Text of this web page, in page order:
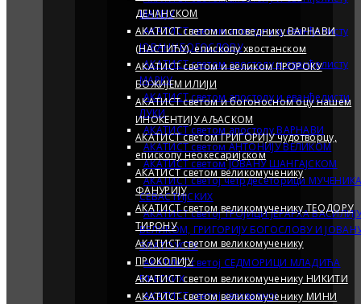
МАТЕЈУ
АКАТИСТ светом апостолу и еванђелисту
ЈОВАНУ БОГОСЛОВУ
АКАТИСТ светом апостолу и еванђелисту
MАРКУ
АКАТИСТ светом апостолу и еванђелисти
ЛУКИ
АКАТИСТ светом апостолу ВАРНАВИ
АКАТИСТ светом АНТОНИЈУ ВЕЛИКОМ
АКАТИСТ светом JОВАНУ ШАНГАЈСКОМ
АКАТИСТ светој четрдесеторици
СЕВАСТИЈСКИХ
АКАТИСТ светој ТРОЈИЦИ ЈЕРАРХА
ВЕЛИКОМ, ГРИГОРИЈУ БОГОСЛОВУ И
ЗЛАТОУСТУ
АКАТИСТ светој СЕДМОРИЦИ МЛАДИЋА
ЕФЕСКИХ
АКАТИСТ светој свехвалној
ДЕЧАНСКОМ
АКАТИСТ светом исповеднику ВАРНАВИ
(НАСТИЋУ), епископу хвостанском
АКАТИСТ светом и великом ПРОРОКУ
БОЖИЈЕМ ИЛИЈИ
АКАТИСТ светом и богоносном оцу нашем
ИНОКЕНТИЈУ АЉАСКОМ
АКАТИСТ светом ГРИГОРИЈУ чудотворцу,
епископу неокесаријском
АКАТИСТ светом великомученику
ФАНУРИЈУ
АКАТИСТ светом великомученику ТЕОДОРУ
ТИРОНУ
АКАТИСТ светом великомученику
ПРОКОПИЈУ
АКАТИСТ светом великомученику НИКИТИ
АКАТИСТ светом великомученику МИНИ